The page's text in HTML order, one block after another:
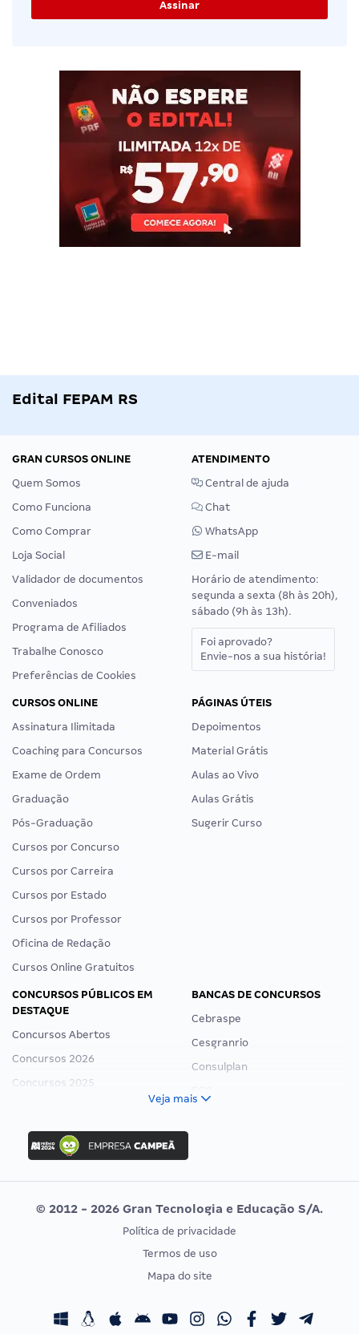
Edital FEPAM RS
GRAN CURSOS ONLINE
Quem Somos
Como Funciona
Como Comprar
Loja Social
Validador de documentos
Conveniados
Programa de Afiliados
Trabalhe Conosco
Preferências de Cookies
ATENDIMENTO
Central de ajuda
Chat
WhatsApp
E-mail
Horário de atendimento:
segunda a sexta (8h às 20h),
sábado (9h às 13h).
Foi aprovado?
Envie-nos a sua história!
CURSOS ONLINE
Assinatura Ilimitada
Coaching para Concursos
Exame de Ordem
Graduação
Pós-Graduação
Cursos por Concurso
Cursos por Carreira
Cursos por Estado
Cursos por Professor
Oficina de Redação
Cursos Online Gratuitos
PÁGINAS ÚTEIS
Depoimentos
Material Grátis
Aulas ao Vivo
Aulas Grátis
Sugerir Curso
CONCURSOS PÚBLICOS EM
DESTAQUE
Concursos Abertos
Concursos 2026
Concursos 2025
Concurso Ibama
Concurso MPU
Editais publicados
BANCAS DE CONCURSOS
Cebraspe
Cesgranrio
Consulplan
Vunesp
CONCURSOS POR PROFISSÃO
Concursos Fiscais
EXAME DE ORDEM
Calendário OAB
Veja mais
© 2012 - 2026 Gran Tecnologia e Educação S/A.
Política de privacidade
Termos de uso
Mapa do site